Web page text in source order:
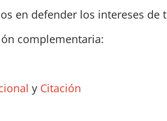
en defender los intereses de
complementaria:
y Citación